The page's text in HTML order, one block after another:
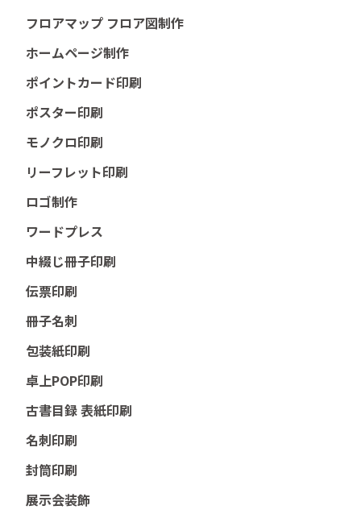
フロアマップ フロア図制作
ホームページ制作
ポイントカード印刷
ポスター印刷
モノクロ印刷
リーフレット印刷
ロゴ制作
ワードプレス
中綴じ冊子印刷
伝票印刷
冊子名刺
包装紙印刷
卓上POP印刷
古書目録 表紙印刷
名刺印刷
封筒印刷
展示会装飾